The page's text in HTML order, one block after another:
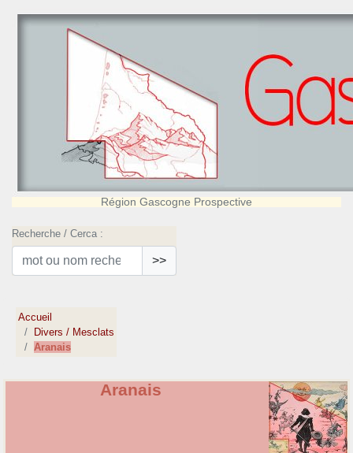
Région Gascogne Prospective
Recherche / Cerca :
>>
Accueil
Divers / Mesclats
Aranais
Aranais